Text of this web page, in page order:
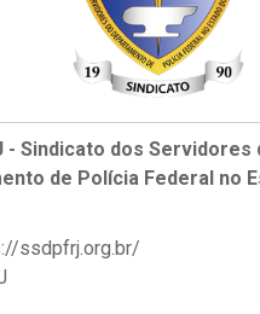
- Sindicato dos Servidores
de Polícia Federal no
ssdpfrj.org.br/